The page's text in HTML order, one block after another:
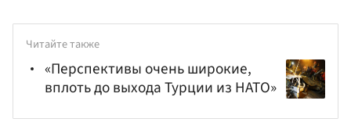
Читайте также
«Перспективы очень широкие,
вплоть до выхода Турции из НАТО»